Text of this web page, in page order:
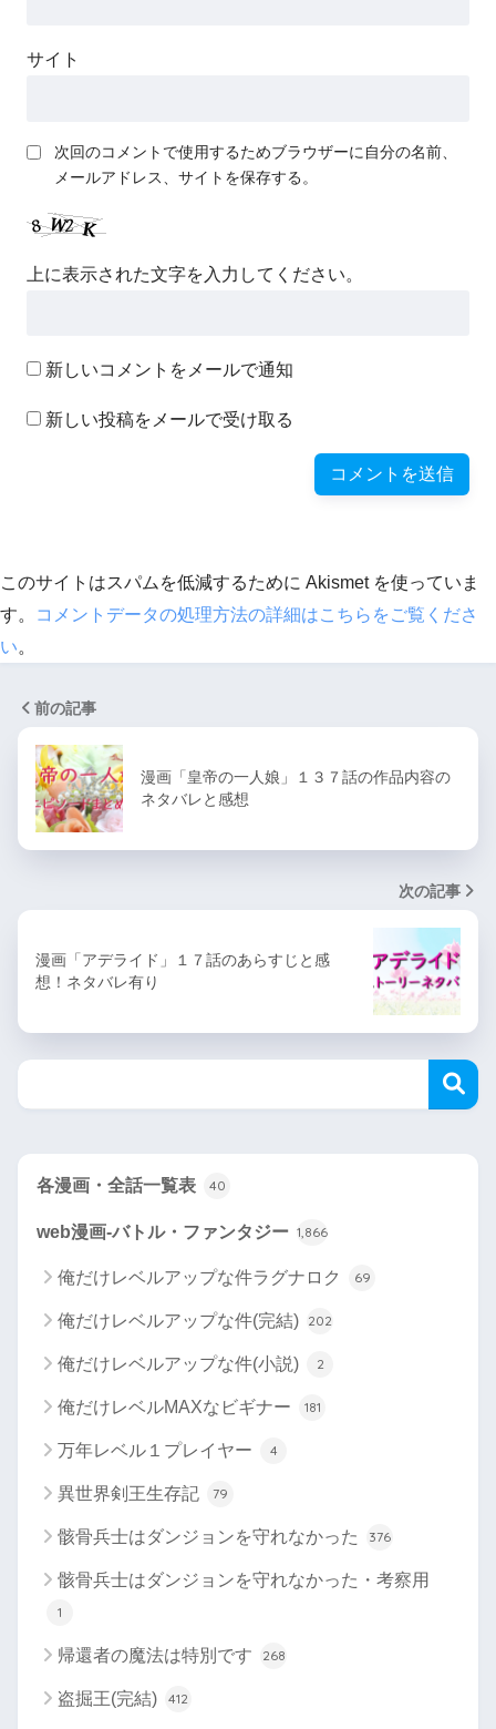
サイト
次回のコメントで使用するためブラウザーに自分の名前、
メールアドレス、サイトを保存する。
上に表示された文字を入力してください。
新しいコメントをメールで通知
新しい投稿をメールで受け取る
このサイトはスパムを低減するために Akismet を使っていま
す。
コメントデータの処理方法の詳細はこちらをご覧くださ
い。
前の記事
漫画「皇帝の一人娘」１３７話の作品内容の
ネタバレと感想
次の記事
漫画「アデライド」１７話のあらすじと感
想！ネタバレ有り
各漫画・全話一覧表 40
web漫画-バトル・ファンタジー 1,866
俺だけレベルアップな件ラグナロク 69
俺だけレベルアップな件(完結) 202
俺だけレベルアップな件(小説) 2
俺だけレベルMAXなビギナー 181
万年レベル１プレイヤー 4
異世界剣王生存記 79
骸骨兵士はダンジョンを守れなかった 376
骸骨兵士はダンジョンを守れなかった・考察用
1
帰還者の魔法は特別です 268
盗掘王(完結) 412